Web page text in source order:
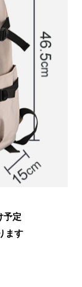
予定
ます